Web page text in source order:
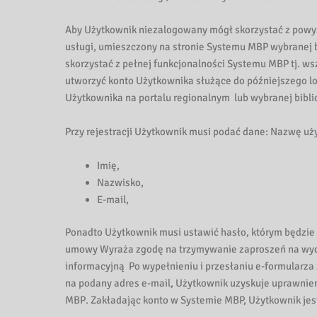
Aby Użytkownik niezalogowany mógł skorzystać z
usługi, umieszczony na stronie Systemu MBP
skorzystać z pełnej funkcjonalności Systemu MBP tj.
utworzyć konto Użytkownika służące do późniejszego
Użytkownika na portalu regionalnym lub wybranej
Przy rejestracji Użytkownik musi podać dane: Nazwę
Imię,
Nazwisko,
E-mail,
Ponadto Użytkownik musi ustawić hasło, którym
umowy Wyraża zgodę na trzymywanie zaproszeń na
informacyjną Po wypełnieniu i przesłaniu e-
na podany adres e-mail, Użytkownik uzyskuje
MBP. Zakładając konto w Systemie MBP, Użytkownik